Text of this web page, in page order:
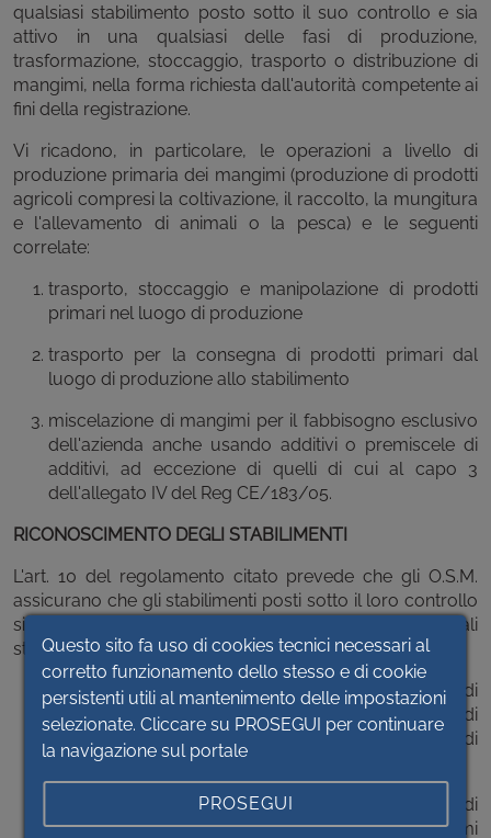
qualsiasi stabilimento posto sotto il suo controllo e sia
attivo in una qualsiasi delle fasi di produzione,
trasformazione, stoccaggio, trasporto o distribuzione di
mangimi, nella forma richiesta dall'autorità competente ai
fini della registrazione.
Vi ricadono, in particolare, le operazioni a livello di
produzione primaria dei mangimi (produzione di prodotti
agricoli compresi la coltivazione, il raccolto, la mungitura
e l'allevamento di animali o la pesca) e le seguenti
correlate:
trasporto, stoccaggio e manipolazione di prodotti
primari nel luogo di produzione
trasporto per la consegna di prodotti primari dal
luogo di produzione allo stabilimento
miscelazione di mangimi per il fabbisogno esclusivo
dell'azienda anche usando additivi o premiscele di
additivi, ad eccezione di quelli di cui al capo 3
dell'allegato IV del Reg CE/183/05.
RICONOSCIMENTO DEGLI STABILIMENTI
L'art. 10 del regolamento citato prevede che gli O.S.M.
assicurano che gli stabilimenti posti sotto il loro controllo
siano riconosciuti dall'autorità competente qualora tali
stabilimenti espletino una delle seguenti attività:
fabbricazione e/o commercializzazione di additivi di
mangimi cui si applica il Reg CE/1831/2003 o di
prodotti cui si applica la direttiva 82/471/CEE e di
cui al capo 1 dell'allegato IV del regolamento;
fabbricazione e/o commercializzazione di
premiscele preparate utilizzando additivi di mangimi
Questo sito fa uso di cookies tecnici necessari al
corretto funzionamento dello stesso e di cookie
persistenti utili al mantenimento delle impostazioni
selezionate. Cliccare su PROSEGUI per continuare
la navigazione sul portale
PROSEGUI